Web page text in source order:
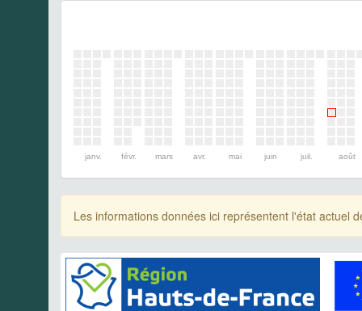
janv. févr. mars avr. mai juin juil. août
Les informations données ici représentent l'état actuel